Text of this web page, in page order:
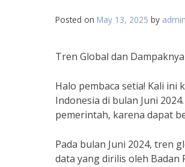
Posted on May 13, 2025 by
Tren Global dan
Halo pembaca setia! Kali
Indonesia di bulan Juni
pemerintah, karena dapat
Pada bulan Juni 2024, tren
data yang dirilis oleh Badan